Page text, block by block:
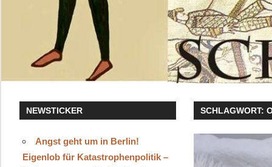
SCHLAGWORT:
NEWSTICKER
Angst geht um in Berlin!
Eigenlob für Katastrophenpolitik –